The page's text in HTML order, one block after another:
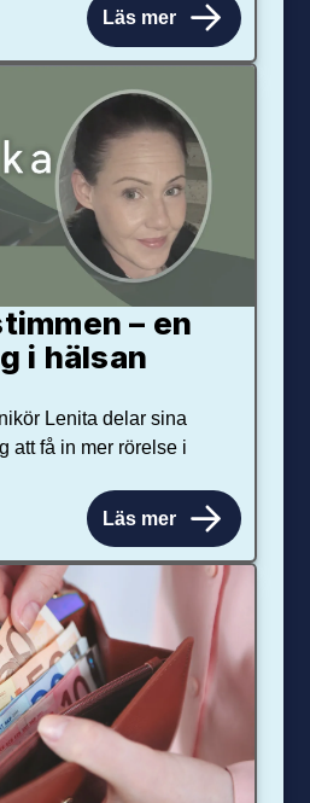
Läs mer
– en
i hälsan
Lenita delar sina
att få in mer rörelse i
Läs mer